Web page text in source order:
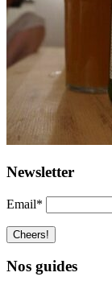
Newsletter
Email*
Nos guides